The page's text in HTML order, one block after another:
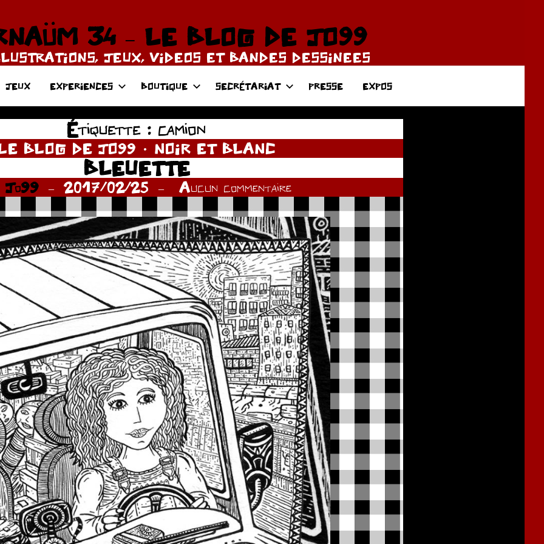
34 – LE BLOG DE JO99
JEUX, VIDEOS ET BANDES DESSINEES
JEUX EXPERIENCES BOUTIQUE SECRÉTARIAT PRESSE EXPOS
Étiquette : camion
BLOG DE JO99 NOIR ET BLANC
BLEUETTE
Jo99 2017/02/25 Aucun commentaire